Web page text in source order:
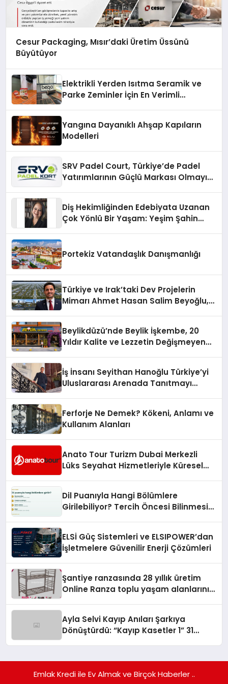
Cesur Packaging, Mısır’daki Üretim Üssünü
Büyütüyor
Elektrikli Yerden Isıtma Seramik ve
Parke Zeminler İçin En Verimli
Yangına Dayanıklı Ahşap Kapıların
Modelleri
SRV Padel Court, Türkiye’de Padel
Yatırımlarının Güçlü Markası Olmayı
Diş Hekimliğinden Edebiyata Uzanan
Çok Yönlü Bir Yaşam: Yeşim Şahin
Portekiz Vatandaşlık Danışmanlığı
Türkiye ve Irak’taki Dev Projelerin
Mimarı Ahmet Hasan Salim Beyoğlu,
Hayata Geçirecek
Beylikdüzü’nde Beylik İşkembe, 20
Yıldır Kalite ve Lezzetin Değişmeyen
İş İnsanı Seyithan Hanoğlu Türkiye’yi
Uluslararası Arenada Tanıtmayı
Ferforje Ne Demek? Kökeni, Anlamı ve
Kullanım Alanları
Anato Tour Turizm Dubai Merkezli
Lüks Seyahat Hizmetleriyle Küresel
Dil Puanıyla Hangi Bölümlere
Girilebiliyor? Tercih Öncesi Bilinmesi
ELSİ Güç Sistemleri ve ELSIPOWER’dan
İşletmelere Güvenilir Enerji Çözümleri
Şantiye ranzasında 28 yıllık üretim
Online Ranza toplu yaşam alanlarını
Ayla Selvi Kayıp Anıları Şarkıya
Dönüştürdü: “Kayıp Kasetler 1” 31
Emlak Kredi ile Ev Almak ve Birçok Haberler ..